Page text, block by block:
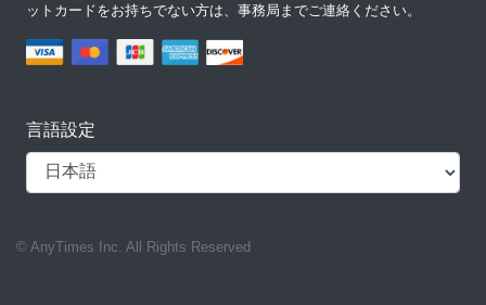
ットカードをお持ちでない方は、事務局までご連絡ください。
言語設定
© AnyTimes Inc. All Rights Reserved